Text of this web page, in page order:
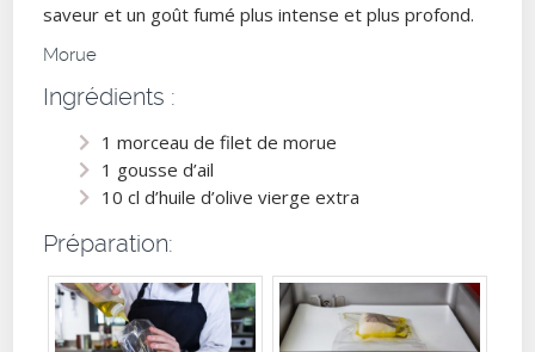
saveur et un goût fumé plus intense et plus profond.
Morue
Ingrédients :
1 morceau de filet de morue
1 gousse d’ail
10 cl d’huile d’olive vierge extra
Préparation: